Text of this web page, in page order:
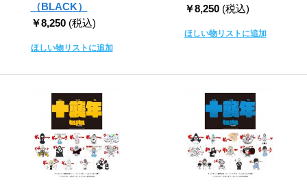
（BLACK）
￥8,250 (税込)
ほしい物リストに追加
￥8,250 (税込)
ほしい物リストに追加